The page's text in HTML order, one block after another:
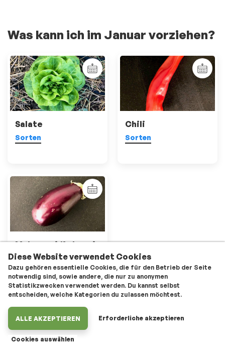
Was kann ich im Januar vorziehen?
Salate
Sorten
Chili
Sorten
Melanzani/Aubergi
ne
Sorten
made with 💚 by the knights | letzte Änderung:
11.Jun.2026 |Kontakt
Diese Website verwendet Cookies
Dazu gehören essentielle Cookies, die für den Betrieb der Seite
notwendig sind, sowie andere, die nur zu anonymen
Statistikzwecken verwendet werden. Du kannst selbst
entscheiden, welche Kategorien du zulassen möchtest.
ALLE AKZEPTIEREN Erforderliche akzeptieren
Cookies auswählen